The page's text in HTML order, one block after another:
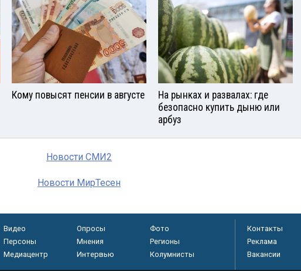
Кому повысят пенсии в августе
На рынках и развалах: где
безопасно купить дыню или
арбуз
Новости СМИ2
Новости МирТесен
Видео Опросы
Фото
Персоны
Мнения
Регионы
Медиацентр
Интервью Колумнисты
Контакты
Реклама
Вакансии